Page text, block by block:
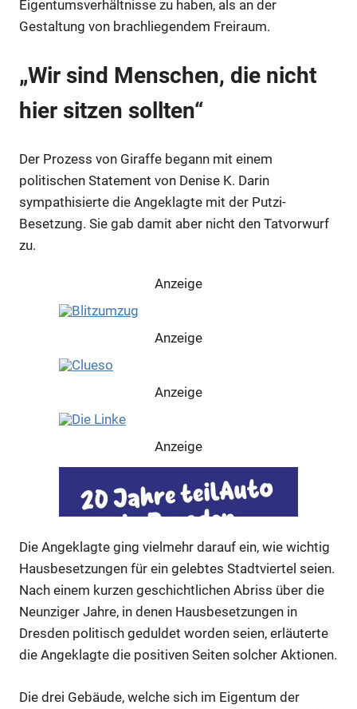
Eigentumsverhältnisse zu haben, als an der
Gestaltung von brachliegendem Freiraum.
„Wir sind Menschen, die nicht
hier sitzen sollten“
Der Prozess von Giraffe begann mit einem
politischen Statement von Denise K. Darin
sympathisierte die Angeklagte mit der Putzi-
Besetzung. Sie gab damit aber nicht den Tatvorwurf
zu.
Anzeige
Anzeige
Anzeige
Anzeige
Anzeige
Die Angeklagte ging vielmehr darauf ein, wie wichtig
Hausbesetzungen für ein gelebtes Stadtviertel seien.
Nach einem kurzen geschichtlichen Abriss über die
Neunziger Jahre, in denen Hausbesetzungen in
Dresden politisch geduldet worden seien, erläuterte
die Angeklagte die positiven Seiten solcher Aktionen.
Die drei Gebäude, welche sich im Eigentum der